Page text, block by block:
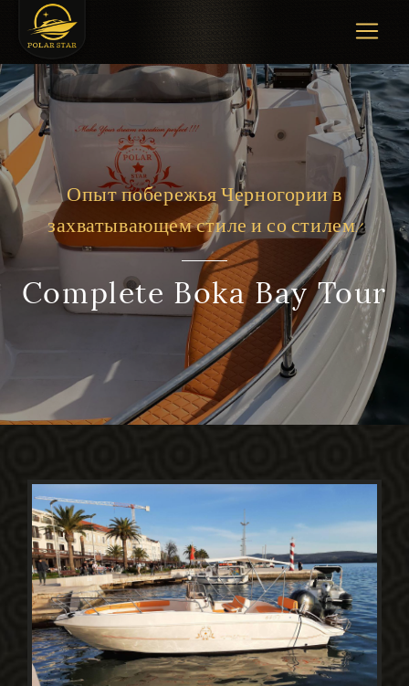
Опыт побережья Черногории в
захватывающем стиле и со стилем!
Complete Boka Bay Tour